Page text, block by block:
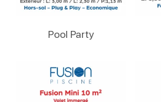
Pool Party